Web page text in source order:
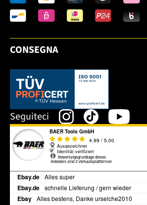
CONSEGNA
Dieser Link öffnet sich in einem neuen Tab.
Seguiteci